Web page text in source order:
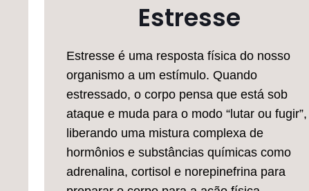
Estresse
Estresse é uma resposta física do nosso
organismo a um estímulo. Quando
estressado, o corpo pensa que está sob
ataque e muda para o modo “lutar ou fugir”,
liberando uma mistura complexa de
hormônios e substâncias químicas como
adrenalina, cortisol e norepinefrina para